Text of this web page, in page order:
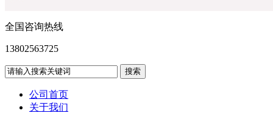
全国咨询热线
13802563725
公司首页
关于我们